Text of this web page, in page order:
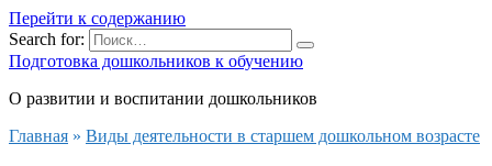
Перейти к содержанию
Search for:
Подготовка дошкольников к обучению
О развитии и воспитании дошкольников
Главная » Виды деятельности в старшем дошкольном возрасте